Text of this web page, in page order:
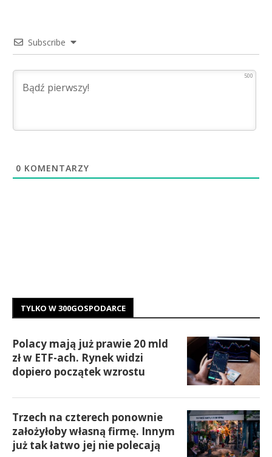
Subscribe
500
0 KOMENTARZY
TYLKO W 300GOSPODARCE
Polacy mają już prawie 20 mld
zł w ETF-ach. Rynek widzi
dopiero początek wzrostu
Trzech na czterech ponownie
założyłoby własną firmę. Innym
już tak łatwo jej nie polecają